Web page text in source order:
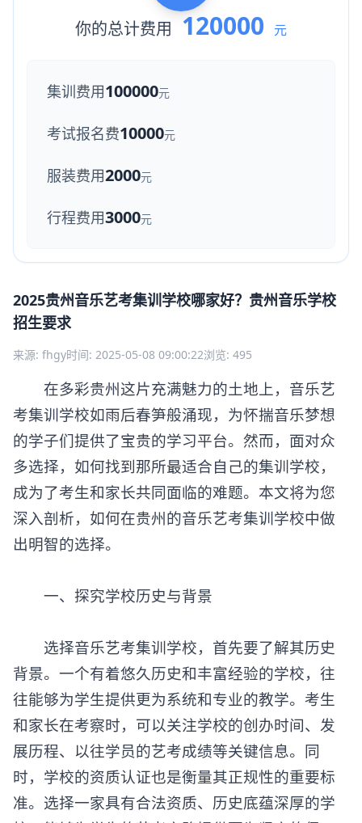
你的总计费用 120000 元
集训费用100000元
考试报名费10000元
服装费用2000元
行程费用3000元
2025贵州音乐艺考集训学校哪家好？贵州音乐学校
招生要求
来源: fhgy时间: 2025-05-08 09:00:22浏览: 495
在多彩贵州这片充满魅力的土地上，音乐艺
考集训学校如雨后春笋般涌现，为怀揣音乐梦想
的学子们提供了宝贵的学习平台。然而，面对众
多选择，如何找到那所最适合自己的集训学校，
成为了考生和家长共同面临的难题。本文将为您
深入剖析，如何在贵州的音乐艺考集训学校中做
出明智的选择。
‌一、探究学校历史与背景‌
选择音乐艺考集训学校，首先要了解其历史
背景。一个有着悠久历史和丰富经验的学校，往
往能够为学生提供更为系统和专业的教学。考生
和家长在考察时，可以关注学校的创办时间、发
展历程、以往学员的艺考成绩等关键信息。同
时，学校的资质认证也是衡量其正规性的重要标
准。选择一家具有合法资质、历史底蕴深厚的学